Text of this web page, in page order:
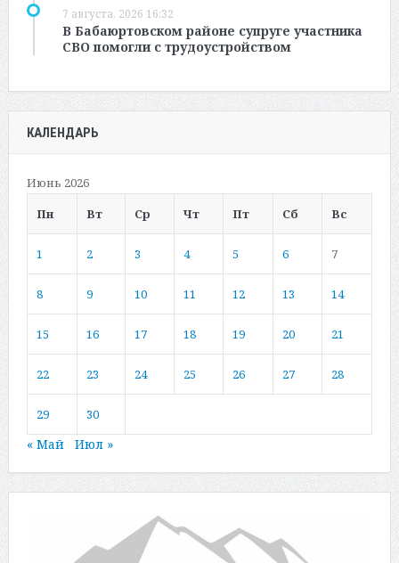
7 августа, 2026 16:32
В Бабаюртовском районе супруге участника
СВО помогли с трудоустройством
КАЛЕНДАРЬ
Июнь 2026
Пн
Вт Ср Чт Пт Сб Вс
1 2 3 4 5 6 7
8 9 10 11 12 13 14
15 16 17 18 19 20 21
22 23 24 25 26 27 28
29 30
« Май Июл »